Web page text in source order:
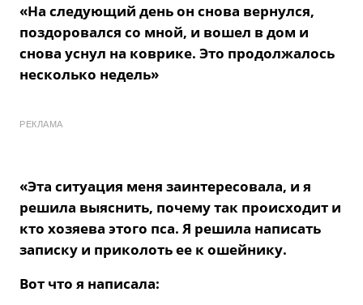
«На следующий день он снова вернулся,
поздоровался со мной, и вошел в дом и
снова уснул на коврике. Это продолжалось
несколько недель»
РЕКЛАМА
«Эта ситуация меня заинтересовала, и я
решила выяснить, почему так происходит и
кто хозяева этого пса. Я решила написать
записку и приколоть ее к ошейнику.
Вот что я написала: